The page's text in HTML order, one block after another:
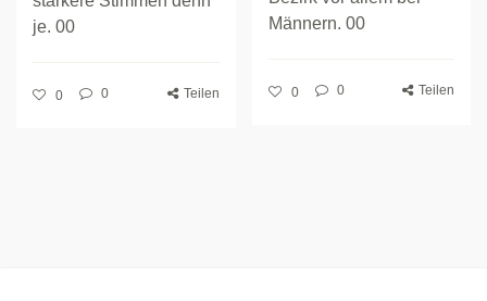
je. 00
0 0 Teilen
Männern. 00
0 0 Teilen